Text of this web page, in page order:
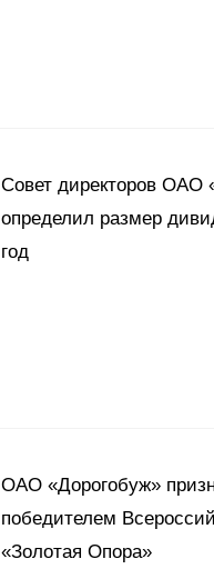
Совет директоров ОАО
определил размер
год
ОАО «Дорогобуж»
победителем
«Золотая Опора»